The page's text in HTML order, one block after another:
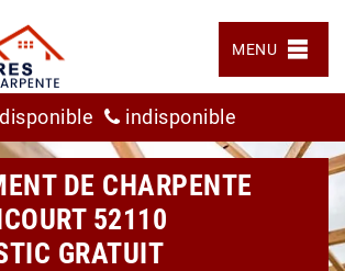
MENU
indisponible
DE CHARPENTE
52110
GRATUIT